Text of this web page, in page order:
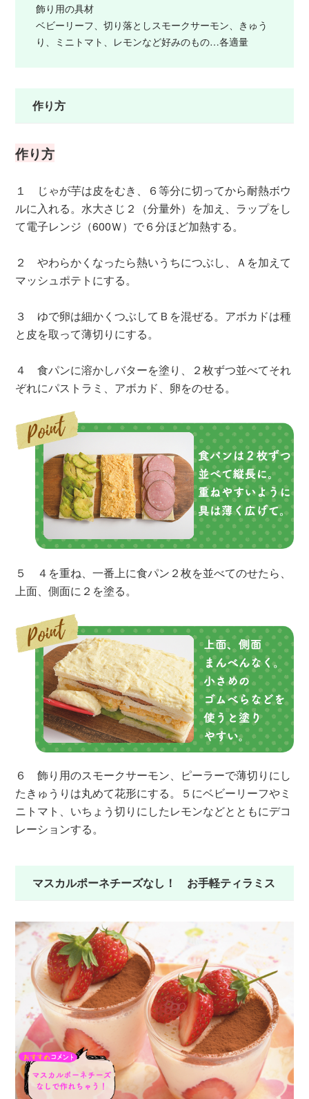
飾り用の具材
ベビーリーフ、切り落としスモークサーモン、きゅう
り、ミニトマト、レモンなど好みのもの…各適量
作り方
作り方
１ じゃが芋は皮をむき、６等分に切ってから耐熱ボウ
ルに入れる。水大さじ２（分量外）を加え、ラップをし
て電子レンジ（600Ｗ）で６分ほど加熱する。
２ やわらかくなったら熱いうちにつぶし、Ａを加えて
マッシュポテトにする。
３ ゆで卵は細かくつぶしてＢを混ぜる。アボカドは種
と皮を取って薄切りにする。
４ 食パンに溶かしバターを塗り、２枚ずつ並べてそれ
ぞれにパストラミ、アボカド、卵をのせる。
５ ４を重ね、一番上に食パン２枚を並べてのせたら、
上面、側面に２を塗る。
６ 飾り用のスモークサーモン、ピーラーで薄切りにし
たきゅうりは丸めて花形にする。５にベビーリーフやミ
ニトマト、いちょう切りにしたレモンなどとともにデコ
レーションする。
マスカルポーネチーズなし！ お手軽ティラミス